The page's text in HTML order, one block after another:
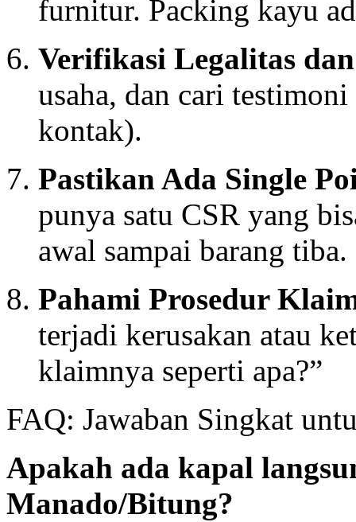
furnitur. Packing kayu
Verifikasi Legalitas
usaha, dan cari
kontak).
Pastikan Ada Single
punya satu CSR yang
awal sampai barang tiba.
Pahami Prosedur
terjadi kerusakan atau
klaimnya seperti apa?”
FAQ: Jawaban Singkat
Apakah ada kapal
Manado/Bitung?